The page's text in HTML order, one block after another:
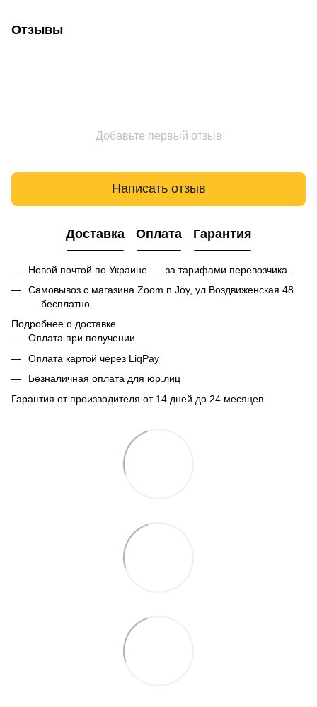
Отзывы
Добавьте первый отзыв
Написать отзыв
Доставка Оплата Гарантия
Новой почтой по Украине — за тарифами перевозчика.
Самовывоз с магазина Zoom n Joy, ул.Воздвиженская 48
— бесплатно.
Подробнее о доставке
Оплата при получении
Оплата картой через LiqPay
Безналичная оплата для юр.лиц
Гарантия от производителя от 14 дней до 24 месяцев